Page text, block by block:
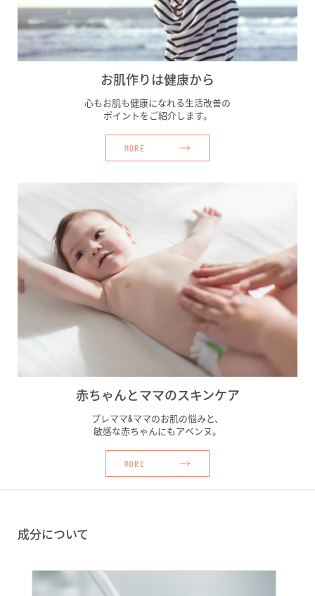
お肌作りは健康から
心もお肌も健康になれる生活改善の
ポイントをご紹介します。
MORE
赤ちゃんとママのスキンケア
プレママ&ママのお肌の悩みと、
敏感な赤ちゃんにもアベンヌ。
MORE
成分について